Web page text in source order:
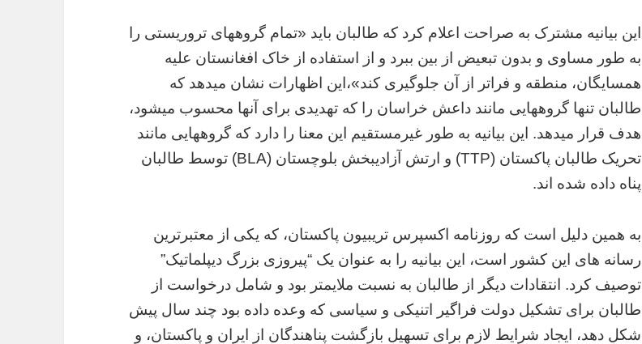
این بیانیه مشترک به صراحت اعلام کرد که طالبان باید «تمام گروههای تروریستی را
به طور مساوی و بدون تبعیض از بین ببرد و از استفاده از خاک افغانستان علیه
همسایگان، منطقه و فراتر از آن جلوگیری کند»،این اظهارات نشان میدهد که
طالبان تنها گروههایی مانند داعش خراسان را که تهدیدی برای آنها محسوب میشود،
هدف قرار میدهد. این بیانیه به طور غیرمستقیم این معنا را دارد که گروههایی مانند
تحریک طالبان پاکستان (TTP) و ارتش آزادیبخش بلوچستان (BLA) توسط طالبان
پناه داده شده اند.
به همین دلیل است که روزنامه اکسپرس تریبیون پاکستان، که یکی از معتبرترین
رسانه های این کشور است، این بیانیه را به عنوان یک “پیروزی بزرگ دیپلماتیک”
توصیف کرد. انتقادات دیگر از طالبان به نسبت ملایمتر بود و شامل درخواست از
طالبان برای تشکیل دولت فراگیر اتنیکی و سیاسی که وعده داده بود چند سال پیش
شکل دهد، ایجاد شرایط لازم برای تسهیل بازگشت پناهندگان از ایران و پاکستان، و